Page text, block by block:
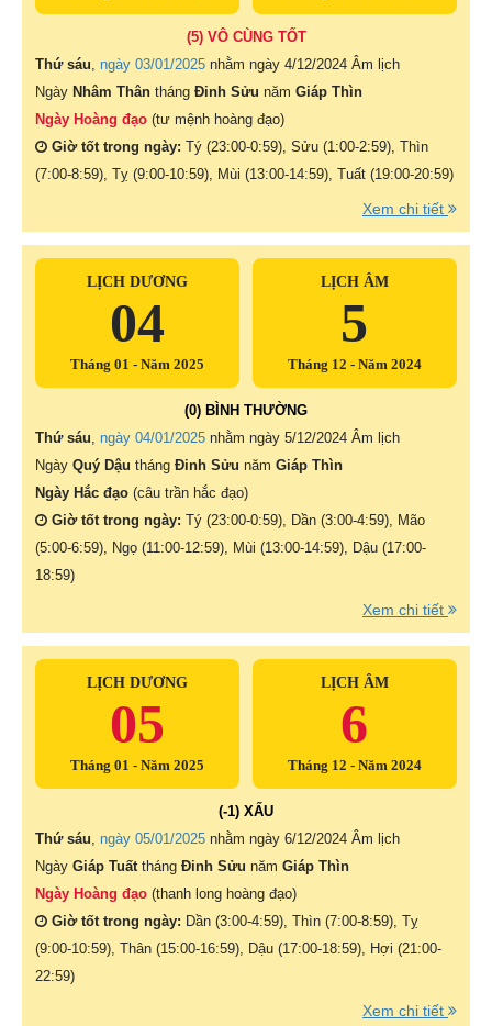
(5) VÔ CÙNG TỐT
Thứ sáu ngày 03/01/2025 nhằm ngày 4/12/2024 Âm lịch
Ngày Nhâm Thân tháng Đinh Sửu năm Giáp Thìn
Ngày Hoàng đạo (tư mệnh hoàng đạo)
Giờ tốt trong ngày: Tý (23:00-0:59), Sửu (1:00-2:59), Thìn
(7:00-8:59), Tỵ (9:00-10:59), Mùi (13:00-14:59), Tuất (19:00-20:59)
Xem chi tiết
LỊCH DƯƠNG
04
Tháng 01 - Năm 2025
LỊCH ÂM
5
Tháng 12 - Năm 2024
(0) BÌNH THƯỜNG
Thứ sáu ngày 04/01/2025 nhằm ngày 5/12/2024 Âm lịch
Ngày Quý Dậu tháng Đinh Sửu năm Giáp Thìn
Ngày Hắc đạo (câu trần hắc đạo)
Giờ tốt trong ngày: Tý (23:00-0:59), Dần (3:00-4:59), Mão
(5:00-6:59), Ngọ (11:00-12:59), Mùi (13:00-14:59), Dậu (17:00-
18:59)
Xem chi tiết
LỊCH DƯƠNG
05
Tháng 01 - Năm 2025
LỊCH ÂM
6
Tháng 12 - Năm 2024
(-1) XẤU
Thứ sáu ngày 05/01/2025 nhằm ngày 6/12/2024 Âm lịch
Ngày Giáp Tuất tháng Đinh Sửu năm Giáp Thìn
Ngày Hoàng đạo (thanh long hoàng đạo)
Giờ tốt trong ngày: Dần (3:00-4:59), Thìn (7:00-8:59), Tỵ
(9:00-10:59), Thân (15:00-16:59), Dậu (17:00-18:59), Hợi (21:00-
22:59)
Xem chi tiết